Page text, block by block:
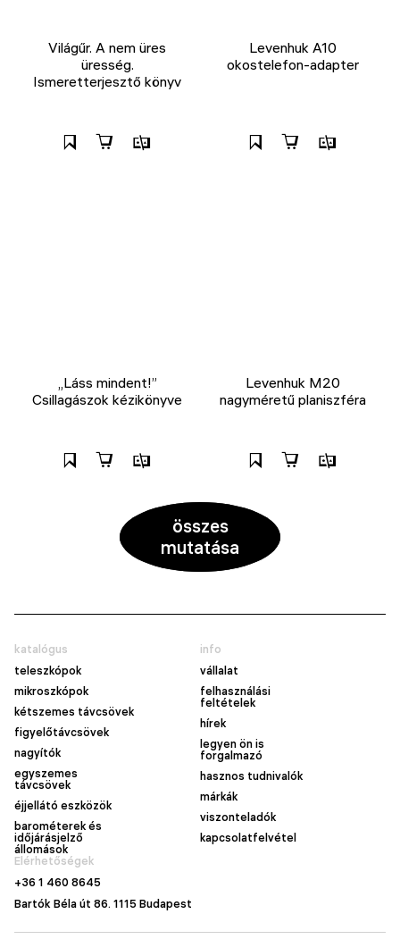
Világűr. A nem üres
üresség.
Ismeretterjesztő könyv
Levenhuk A10
okostelefon-adapter
„Láss mindent!”
Csillagászok kézikönyve
Levenhuk M20
nagyméretű planiszféra
összes
mutatása
katalógus
teleszkópok
mikroszkópok
kétszemes távcsövek
figyelőtávcsövek
nagyítók
egyszemes
távcsövek
éjjellátó eszközök
barométerek és
időjárásjelző
állomások
info
vállalat
felhasználási
feltételek
hírek
legyen ön is
forgalmazó
hasznos tudnivalók
márkák
viszonteladók
kapcsolatfelvétel
Elérhetőségek
+36 1 460 8645
Bartók Béla út 86. 1115 Budapest